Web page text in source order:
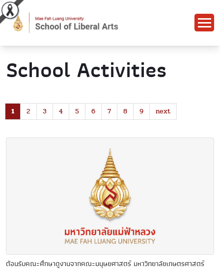
School Activities
1 2 3 4 5 6 7 8 9 next
ต้อนรับคณะศึกษาดูงานจากคณะมนุษยศาสตร์ มหาวิทยาลัยเกษตรศาสตร์